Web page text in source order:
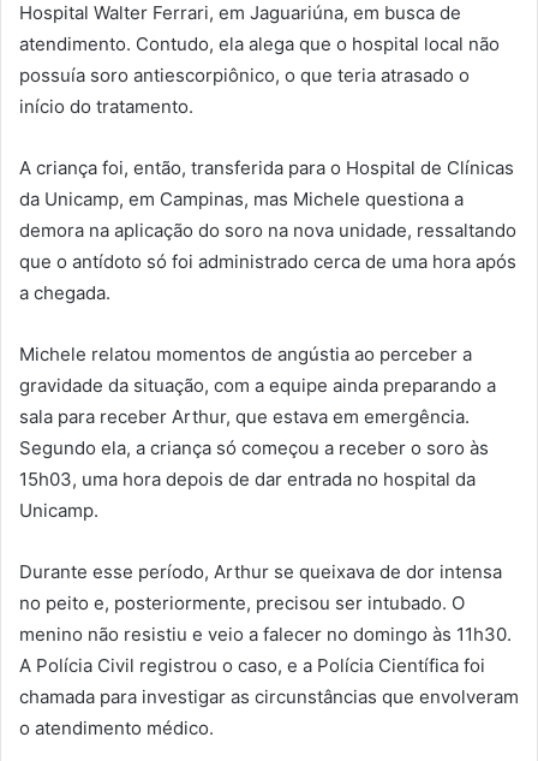
Hospital Walter Ferrari, em Jaguariúna, em busca de
atendimento. Contudo, ela alega que o hospital local não
possuía soro antiescorpiônico, o que teria atrasado o
início do tratamento.
A criança foi, então, transferida para o Hospital de Clínicas
da Unicamp, em Campinas, mas Michele questiona a
demora na aplicação do soro na nova unidade, ressaltando
que o antídoto só foi administrado cerca de uma hora após
a chegada.
Michele relatou momentos de angústia ao perceber a
gravidade da situação, com a equipe ainda preparando a
sala para receber Arthur, que estava em emergência.
Segundo ela, a criança só começou a receber o soro às
15h03, uma hora depois de dar entrada no hospital da
Unicamp.
Durante esse período, Arthur se queixava de dor intensa
no peito e, posteriormente, precisou ser intubado. O
menino não resistiu e veio a falecer no domingo às 11h30.
A Polícia Civil registrou o caso, e a Polícia Científica foi
chamada para investigar as circunstâncias que envolveram
o atendimento médico.